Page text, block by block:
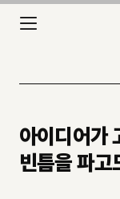
아이디어가
빈틈을 파